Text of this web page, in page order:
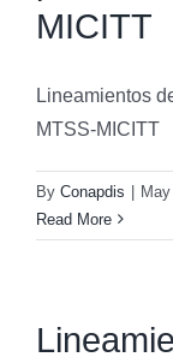
MICITT
Lineamientos
MTSS-MICITT
By Conapdis
Read More